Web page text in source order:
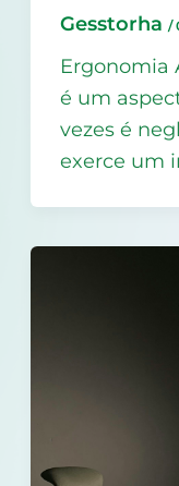
Gesstorha /
Ergonomia
é um
vezes é
exerce um